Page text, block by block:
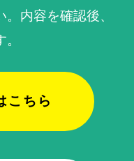
内容を確認後、
こちら